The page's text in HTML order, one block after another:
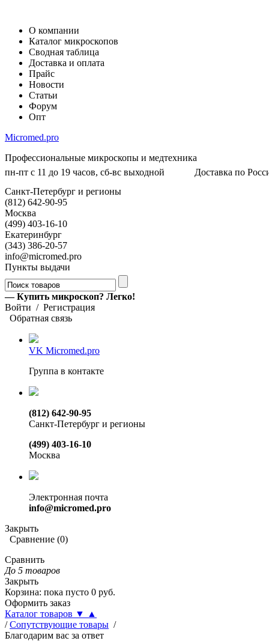
О компании
Каталог микроскопов
Сводная таблица
Доставка и оплата
Прайс
Новости
Статьи
Форум
Опт
Micromed.pro
Профессиональные микроскопы и медтехника
пн-пт с 11 до 19 часов, сб-вс выходной
Доставка по
Санкт-Петербург и регионы
(812) 642-90-95
Москва
(499) 403-16-10
Екатеринбург
(343) 386-20-57
info@micromed.pro
Пункты выдачи
— Купить микроскоп? Легко!
Войти / Регистрация
Обратная связь
VK Micromed.pro
Группа в контакте
(812) 642-90-95
Санкт-Петербург и регионы
(499) 403-16-10
Москва
Электронная почта
info@micromed.pro
Закрыть
Сравнение (0)
Сравнить
До 5 товаров
Закрыть
Корзина: пока пусто 0 руб.
Оформить заказ
Каталог товаров ▼
▲
/ Сопутствующие товары /
Благодарим вас за ответ